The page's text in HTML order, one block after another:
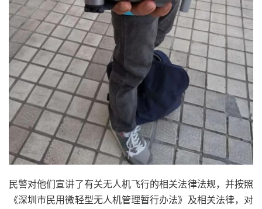
民警对他们宣讲了有关无人机飞行的相关法律法规，并按照
《深圳市民用微轻型无人机管理暂行办法》及相关法律，对